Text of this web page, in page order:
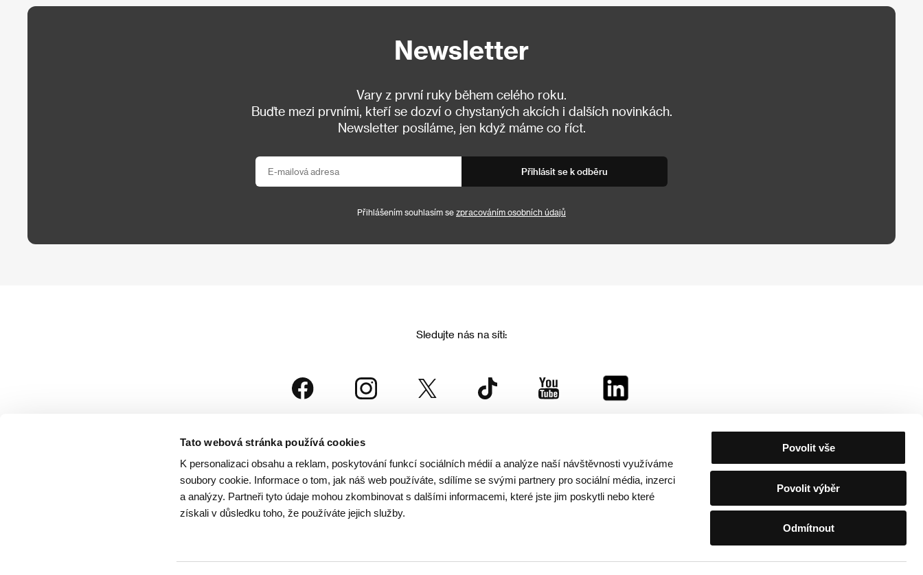
Tato webová stránka používá cookies
K personalizaci obsahu a reklam, poskytování funkcí sociálních médií a analýze naší návštěvnosti využíváme
soubory cookie. Informace o tom, jak náš web používáte, sdílíme se svými partnery pro sociální média, inzerci
a analýzy. Partneři tyto údaje mohou zkombinovat s dalšími informacemi, které jste jim poskytli nebo které
získali v důsledku toho, že používáte jejich služby.
Povolit vše
Povolit výběr
Odmítnout
Newsletter
Vary z první ruky během celého roku.
Buďte mezi prvními, kteří se dozví o chystaných akcích i dalších novinkách.
Newsletter posíláme, jen když máme co říct.
Přihlásit se k odběru
Přihlášením souhlasím se zpracováním osobních údajů
Sledujte nás na síti:
je součástí rodiny KVIFF Group, která zastřešuje i další projekty: